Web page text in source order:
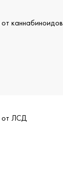
каннабиноидов
от ЛСД